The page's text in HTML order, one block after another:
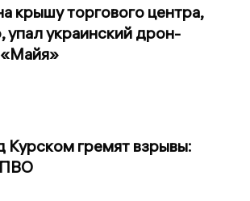
крышу торгового центра,
упал украинский дрон-
Курском гремят взрывы:
ПВО